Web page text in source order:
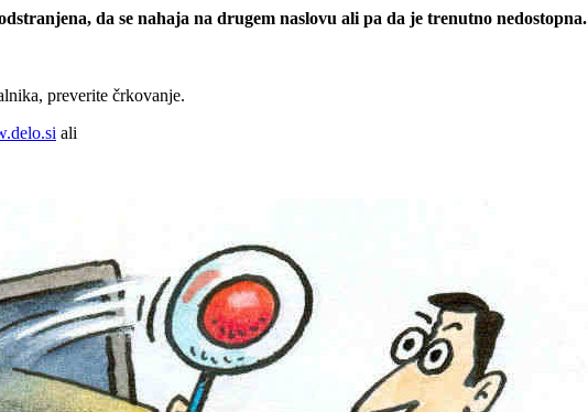
da se nahaja na drugem naslovu ali pa da je trenutno nedostopna.
preverite črkovanje.
ali